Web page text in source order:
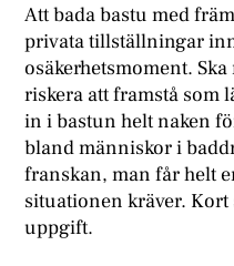
Att bada bastu med
privata tillställningar
osäkerhetsmoment.
riskera att framstå som
in i bastun helt naken
bland människor i
franskan, man får helt
situationen kräver.
uppgift.